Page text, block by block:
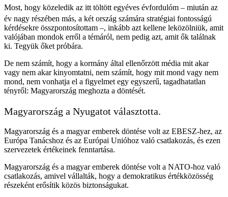
Most, hogy közeledik az itt töltött egyéves évfordulóm – miután az
év nagy részében más, a két ország számára stratégiai fontosságú
kérdésekre összpontosítottam –, inkább azt kellene leközölniük, amit
valójában mondok erről a témáról, nem pedig azt, amit ők találnak
ki. Tegyük őket próbára.
De nem számít, hogy a kormány által ellenőrzött média mit akar
vagy nem akar kinyomtatni, nem számít, hogy mit mond vagy nem
mond, nem vonhatja el a figyelmet egy egyszerű, tagadhatatlan
tényről: Magyarország meghozta a döntését.
Magyarország a Nyugatot választotta.
Magyarország és a magyar emberek döntése volt az EBESZ-hez, az
Európa Tanácshoz és az Európai Unióhoz való csatlakozás, és ezen
szervezetek értékeinek fenntartása.
Magyarország és a magyar emberek döntése volt a NATO-hoz való
csatlakozás, amivel vállalták, hogy a demokratikus értékközösség
részeként erősítik közös biztonságukat.